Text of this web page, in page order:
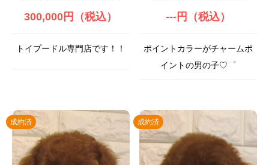
300,000円（税込）
トイプードル専門店です！！
---円（税込）
ポイントカラーがチャームポ
イントの男の子♡゜
成約済 成約済